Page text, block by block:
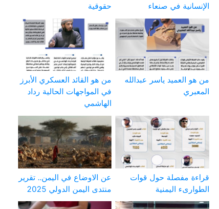
الإنسانية في صنعاء
حقوقية
من هو العميد ياسر عبدالله
المعبري
من هو القائد العسكري الأبرز
في المواجهات الحالية رداد
الهاشمي
قراءة مفصلة حول قوات
الطوارىء اليمنية
عن الاوضاع في اليمن.. تقرير
منتدى اليمن الدولي 2025